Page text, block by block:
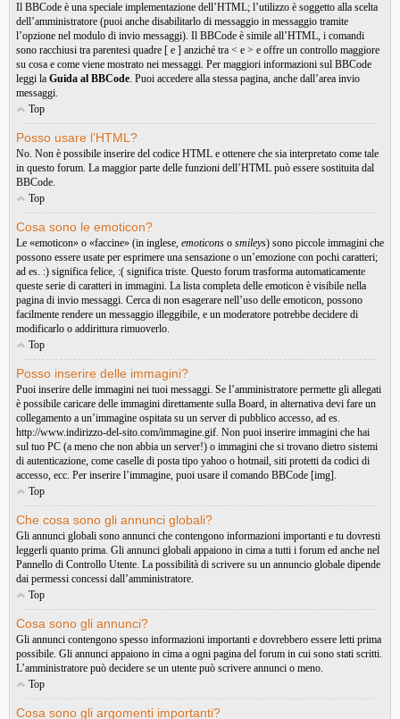
Il BBCode è una speciale implementazione dell’HTML; l’utilizzo è soggetto alla scelta
dell’amministratore (puoi anche disabilitarlo di messaggio in messaggio tramite
l’opzione nel modulo di invio messaggi). Il BBCode è simile all’HTML, i comandi
sono racchiusi tra parentesi quadre [ e ] anziché tra < e > e offre un controllo maggiore
su cosa e come viene mostrato nei messaggi. Per maggiori informazioni sul BBCode
leggi la Guida al BBCode. Puoi accedere alla stessa pagina, anche dall’area invio
messaggi.
Top
Posso usare l’HTML?
No. Non è possibile inserire del codice HTML e ottenere che sia interpretato come tale
in questo forum. La maggior parte delle funzioni dell’HTML può essere sostituita dal
BBCode.
Top
Cosa sono le emoticon?
Le «emoticon» o «faccine» (in inglese, emoticons o smileys) sono piccole immagini che
possono essere usate per esprimere una sensazione o un’emozione con pochi caratteri;
ad es. :) significa felice, :( significa triste. Questo forum trasforma automaticamente
queste serie di caratteri in immagini. La lista completa delle emoticon è visibile nella
pagina di invio messaggi. Cerca di non esagerare nell’uso delle emoticon, possono
facilmente rendere un messaggio illeggibile, e un moderatore potrebbe decidere di
modificarlo o addirittura rimuoverlo.
Top
Posso inserire delle immagini?
Puoi inserire delle immagini nei tuoi messaggi. Se l’amministratore permette gli allegati
è possibile caricare delle immagini direttamente sulla Board, in alternativa devi fare un
collegamento a un’immagine ospitata su un server di pubblico accesso, ad es.
http://www.indirizzo-del-sito.com/immagine.gif. Non puoi inserire immagini che hai
sul tuo PC (a meno che non abbia un server!) o immagini che si trovano dietro sistemi
di autenticazione, come caselle di posta tipo yahoo o hotmail, siti protetti da codici di
accesso, ecc. Per inserire l’immagine, puoi usare il comando BBCode [img].
Top
Che cosa sono gli annunci globali?
Gli annunci globali sono annunci che contengono informazioni importanti e tu dovresti
leggerli quanto prima. Gli annunci globali appaiono in cima a tutti i forum ed anche nel
Pannello di Controllo Utente. La possibilità di scrivere su un annuncio globale dipende
dai permessi concessi dall’amministratore.
Top
Cosa sono gli annunci?
Gli annunci contengono spesso informazioni importanti e dovrebbero essere letti prima
possibile. Gli annunci appaiono in cima a ogni pagina del forum in cui sono stati scritti.
L’amministratore può decidere se un utente può scrivere annunci o meno.
Top
Cosa sono gli argomenti importanti?